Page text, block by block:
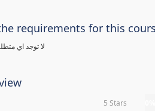
requirements for this
لا توجد اي
5 Stars